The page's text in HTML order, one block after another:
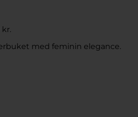
kr.
til
med feminin elegance.